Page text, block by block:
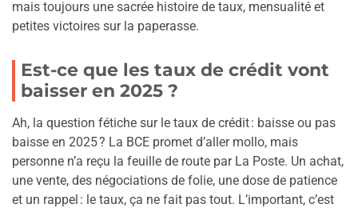
mais toujours une sacrée histoire de taux, mensualité et
petites victoires sur la paperasse.
Est-ce que les taux de crédit vont
baisser en 2025 ?
Ah, la question fétiche sur le taux de crédit : baisse ou pas
baisse en 2025 ? La BCE promet d’aller mollo, mais
personne n’a reçu la feuille de route par La Poste. Un achat,
une vente, des négociations de folie, une dose de patience
et un rappel : le taux, ça ne fait pas tout. L’important, c’est